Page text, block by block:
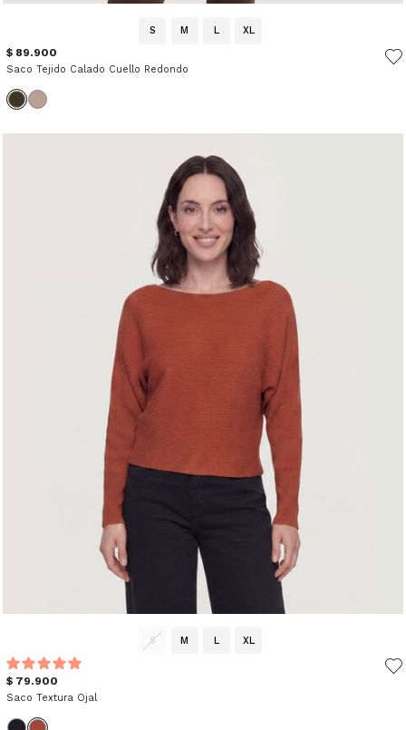
S M L XL
$ 89.900
Saco Tejido Calado Cuello Redondo
S M L XL
$ 79.900
Saco Textura Ojal